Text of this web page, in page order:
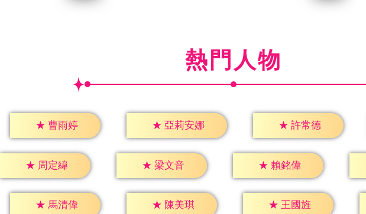
熱門人物
★ 曹雨婷 ★ 亞莉安娜 ★ 許常德
★ 周定緯 ★ 梁文音 ★ 賴銘偉
★ 馬清偉 ★ 陳美琪 ★ 王國旌